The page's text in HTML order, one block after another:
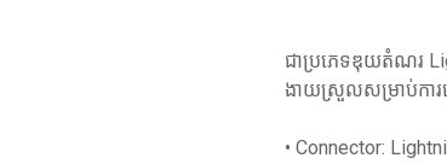
ជាប្រភេទឌុយតំណរ
ងាយស្រួលសម្រាប់ការ
• Connector: